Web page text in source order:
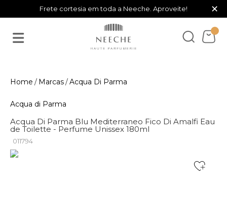
Frete cortesia em toda a Neeche. Aproveite! ×
Marcas Acqua Di Parma
Acqua di Parma
Acqua Di Parma Blu Mediterraneo Fico Di Amalfi Eau
de Toilette - Perfume Unissex 180ml
011794